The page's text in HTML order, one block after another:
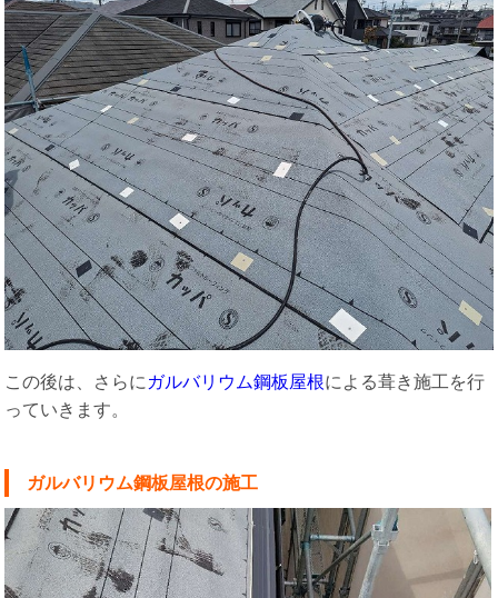
この後は、さらにガルバリウム鋼板屋根による葺き施工を行
っていきます。
ガルバリウム鋼板屋根の施工